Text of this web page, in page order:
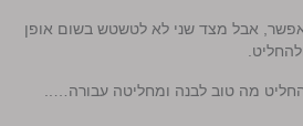
אבל מצד שני לא לטשטש בשום אופן
מה טוב לבנה ומחליטה עבורה…..